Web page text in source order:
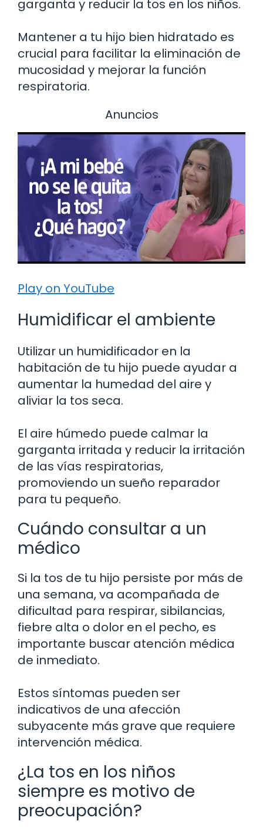
garganta y reducir la tos en los niños.
Mantener a tu hijo bien hidratado es
crucial para facilitar la eliminación de
mucosidad y mejorar la función
respiratoria.
Anuncios
Play on YouTube
Humidificar el ambiente
Utilizar un humidificador en la
habitación de tu hijo puede ayudar a
aumentar la humedad del aire y
aliviar la tos seca.
El aire húmedo puede calmar la
garganta irritada y reducir la irritación
de las vías respiratorias,
promoviendo un sueño reparador
para tu pequeño.
Cuándo consultar a un
médico
Si la tos de tu hijo persiste por más de
una semana, va acompañada de
dificultad para respirar, sibilancias,
fiebre alta o dolor en el pecho, es
importante buscar atención médica
de inmediato.
Estos síntomas pueden ser
indicativos de una afección
subyacente más grave que requiere
intervención médica.
¿La tos en los niños
siempre es motivo de
preocupación?